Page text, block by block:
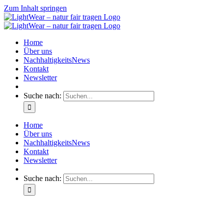
Zum Inhalt springen
Home
Über uns
NachhaltigkeitsNews
Kontakt
Newsletter
Suche nach:
Home
Über uns
NachhaltigkeitsNews
Kontakt
Newsletter
Suche nach: